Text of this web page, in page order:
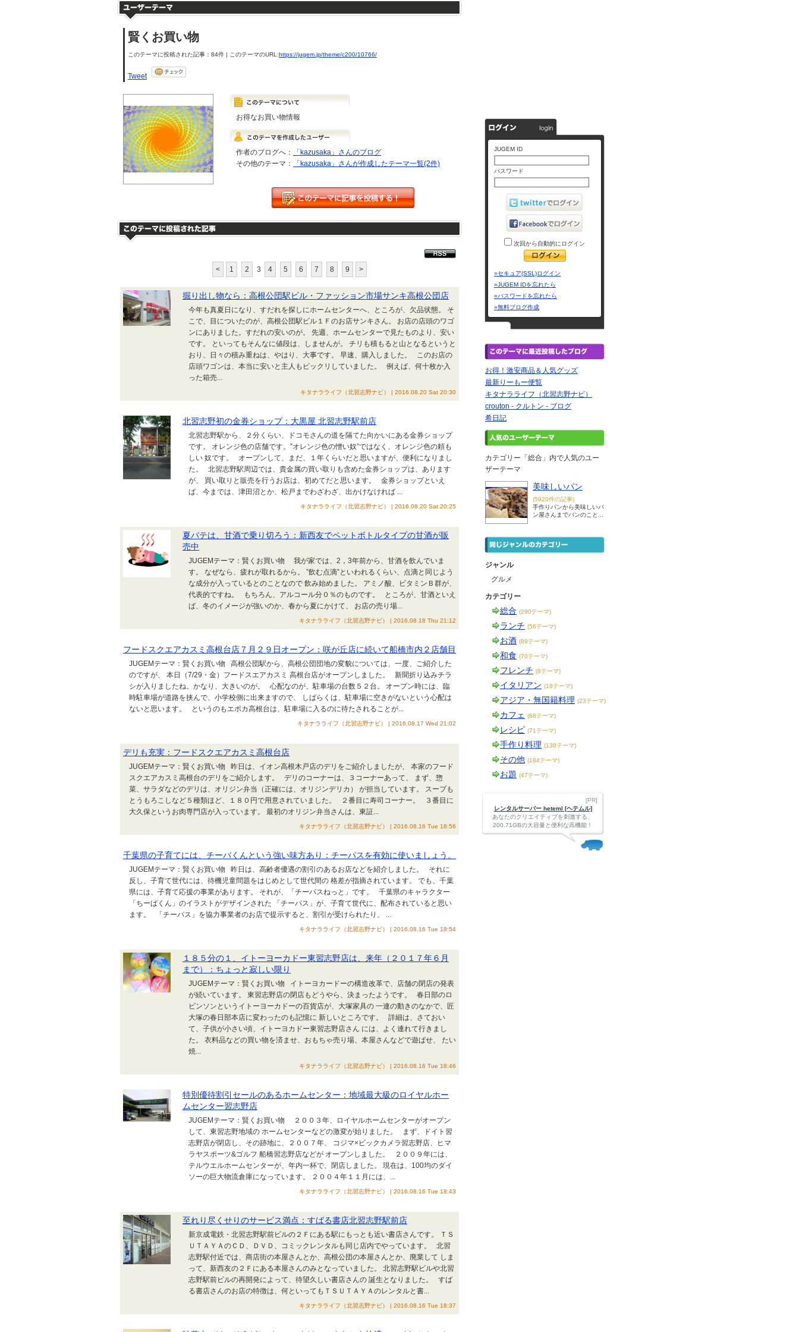
賢くお買い物
このテーマに投稿された記事：84件 | このテーマのURL:https://jugem.jp/theme/c200/10766/
Tweet
お得なお買い物情報
作者のブログへ：
「kazusaka」さんのブログ
その他のテーマ：
「kazusaka」さんが作成したテーマ一覧(2件)
< 1 2 3 4 5 6 7 8 9 >
掘り出し物なら：高根公団駅ビル・ファッション市場サンキ高根公団店
今年も真夏日になり、すだれを探しにホームセンターへ、ところが、欠品状態。 そ
こで、目についたのが、高根公団駅ビル１Ｆのお店サンキさん。 お店の店頭のワゴ
ンにありました。すだれの安いのが。 先週、ホームセンターで見たものより、安い
です。 といってもそんなに値段は、しませんが。 チリも積もると山となるというと
おり、日々の積み重ねは、やはり、大事です。 早速、購入しました。 このお店の
店頭ワゴンは、本当に安いと主人もビックリしていました。 例えば、何十枚か入
った箱売...
キタナラライフ（北習志野ナビ） | 2016.08.20 Sat 20:30
北習志野初の金券ショップ：大黒屋 北習志野駅前店
北習志野駅から、２分くらい、ドコモさんの道を隔てた向かいにある金券ショップ
です。 オレンジ色の店舗です。”オレンジ色の憎い奴”ではなく、オレンジ色の頼も
しい 奴です。 オープンして、まだ、１年くらいだと思いますが、便利になりまし
た。 北習志野駅周辺では、貴金属の買い取りも含めた金券ショップは、あります
が、 買い取りと販売を行うお店は、初めてだと思います。 金券ショップといえ
ば、今までは、津田沼とか、松戸までわざわざ、出かけなければ ...
キタナラライフ（北習志野ナビ） | 2016.08.20 Sat 20:25
夏バテは、甘酒で乗り切ろう：新西友でペットボトルタイプの甘酒が販
売中
JUGEMテーマ：賢くお買い物 我が家では、2，3年前から、甘酒を飲んでいま
す。 なぜなら、疲れが取れるから。 ”飲む点滴”といわれるくらい、点滴と同じよう
な成分が入っているとのことなので 飲み始めました。 アミノ酸、ビタミンＢ群が、
代表的ですね。 もちろん、アルコール分０％のものです。 ところが、甘酒といえ
ば、冬のイメージが強いのか、春から夏にかけて、 お店の売り場...
キタナラライフ（北習志野ナビ） | 2016.08.18 Thu 21:12
フードスクエアカスミ高根台店７月２９日オープン：咲が丘店に続いて船橋市内２店舗目
JUGEMテーマ：賢くお買い物 高根公団駅から、高根公団団地の変貌については、一度、ご紹介した
のですが、 本日（7/29・金）フードスエアカスミ 高根台店がオープンしました。 新聞折り込みチラ
シが入りましたね。かなり、大きいのが。 心配なのが、駐車場の台数５２台。 オープン時には、臨
時駐車場が道路を挟んで、小学校側に出来ますので、 しばらくは、駐車場に空きがないという心配は
ないと思います。 というのもエポカ高根台は、駐車場に入るのに待たされることが...
キタナラライフ（北習志野ナビ） | 2016.08.17 Wed 21:02
デリも充実：フードスクエアカスミ高根台店
JUGEMテーマ：賢くお買い物 昨日は、イオン高根木戸店のデリをご紹介しましたが、 本家のフード
スクエアカスミ高根台のデリをご紹介します。 デリのコーナーは、３コーナーあって、 まず、惣
菜、サラダなどのデリは、オリジン弁当（正確には、オリジンデリカ） が担当しています。 スープも
とうもろこしなど５種類ほど、１８０円で用意されていました。 ２番目に寿司コーナー。 ３番目に
大久保というお肉専門店が入っています。 最初のオリジン弁当さんは、東証...
キタナラライフ（北習志野ナビ） | 2016.08.16 Tue 18:56
千葉県の子育てには、チーバくんという強い味方あり：チーパスを有効に使いましょう。
JUGEMテーマ：賢くお買い物 昨日は、高齢者優遇の割引のあるお店などを紹介しました。 それに
反し、子育て世代には、待機児童問題をはじめとして世代間の 格差が指摘されています。 でも、千葉
県には、子育て応援の事業があります。 それが、「チーパスねっと」です。 千葉県のキャラクター
「ちーばくん」のイラストがデザインされた 「チーパス」が、子育て世代に、配布されていると思い
ます。 「チーパス」を協力事業者のお店で提示すると、割引が受けられたり、 ...
キタナラライフ（北習志野ナビ） | 2016.08.16 Tue 18:54
１８５分の１、イトーヨーカドー東習志野店は、来年（２０１７年６月
まで）：ちょっと寂しい限り
JUGEMテーマ：賢くお買い物 イトーヨカードーの構造改革で、店舗の閉店の発表
が続いています。 東習志野店の閉店もどうやら、決まったようです。 春日部のロ
ビンソンというイトーヨーカドーの百貨店が、大塚家具の 一連の動きのなかで、匠
大塚の春日部本店に変わったのも記憶に 新しいところです。 詳細は、さておい
て、子供が小さい頃、イトーヨカドー東習志野店さん には、よく連れて行きまし
た。 衣料品などの買い物を済ませ、おもちゃ売り場、本屋さんなどで遊ばせ、 たい
焼...
キタナラライフ（北習志野ナビ） | 2016.08.16 Tue 18:46
特別優待割引セールのあるホームセンター：地域最大級のロイヤルホー
ムセンター習志野店
JUGEMテーマ：賢くお買い物 ２００３年、ロイヤルホームセンターがオープン
して、東習志野地域の ホームセンターなどの激変が始りました。 まず、ドイト習
志野店が閉店し、その跡地に、２００７年、 コジマ×ビックカメラ習志野店、ヒマ
ラヤスポーツ&ゴルフ 船橋習志野店などが オープンしました。 ２００９年には、
テルウエルホームセンターが、年内一杯で、閉店しました。 現在は、100均のダイ
ソーの巨大物流倉庫になっています。 ２００４年１１月には、...
キタナラライフ（北習志野ナビ） | 2016.08.16 Tue 18:43
至れり尽くせりのサービス満点：すばる書店北習志野駅前店
新京成電鉄・北習志野駅前ビルの２Ｆにある駅にもっとも近い書店さんです。 ＴＳ
ＵＴＡＹＡのＣＤ、ＤＶＤ、コミックレンタルも同じ店内でやっています。 北習
志野駅付近では、商店街の本屋さんとか、高根公団の本屋さんとか、廃業して しま
って、新西友の２Ｆにある本屋さんのみとなっていました。 北習志野駅ビルや北習
志野駅前ビルの再開発によって、待望久しい書店さんの 誕生となりました。 すば
る書店さんのお店の特徴は、何といってもＴＳＵＴＡＹＡのレンタルと書...
キタナラライフ（北習志野ナビ） | 2016.08.16 Tue 18:37
JUGEM ID
パスワード
次回から自動的にログイン
»セキュア(SSL)ログイン
»JUGEM IDを忘れたら
»パスワードを忘れたら
»無料ブログ作成
お得！激安商品＆人気グッズ
最新りーもー便覧
キタナラライフ（北習志野ナビ）
crouton - クルトン - ブログ
希日記
カテゴリー「総合」内で人気のユー
ザーテーマ
美味しいパン
(5920件の記事)
手作りパンから美味しいパ
ン屋さんまでパンのこと...
ジャンル
グルメ
カテゴリー
総合 (290テーマ)
ランチ (56テーマ)
お酒 (89テーマ)
和食 (70テーマ)
フレンチ (8テーマ)
イタリアン (18テーマ)
アジア・無国籍料理 (23テーマ)
カフェ (68テーマ)
レシピ (71テーマ)
手作り料理 (138テーマ)
その他 (184テーマ)
お題 (47テーマ)
[PR]
レンタルサーバー heteml [ヘテムル]
あなたのクリエイティブを刺激する、
200.71GBの大容量と便利な高機能！